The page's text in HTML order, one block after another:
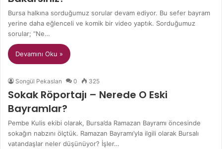
Bursa halkına sorduğumuz sorular devam ediyor. Bu sefer bayram
yerine daha eğlenceli ve komik bir video yaptık. Sorduğumuz
sorular; “Ne…
Devamını Oku »
Songül Pekaslan 0 325
Sokak Röportajı – Nerede O Eski
Bayramlar?
Pembe Kulis ekibi olarak, Bursa’da Ramazan Bayramı öncesinde
sokağın nabzını ölçtük. Ramazan Bayramı’yla ilgili olarak Bursalı
vatandaşlar neler düşünüyor? İşler…